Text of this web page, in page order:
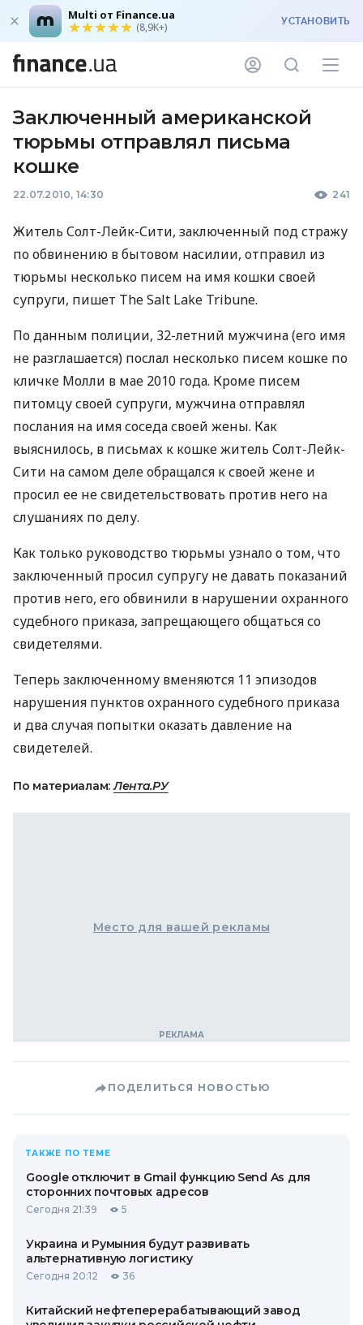
Multi от Finance.ua
(8,9K+) УСТАНОВИТЬ
Заключенный американской
тюрьмы отправлял письма
кошке
22.07.2010, 14:30 241
Житель Солт-Лейк-Сити, заключенный под стражу
по обвинению в бытовом насилии, отправил из
тюрьмы несколько писем на имя кошки своей
супруги, пишет The Salt Lake Tribune.
По данным полиции, 32-летний мужчина (его имя
не разглашается) послал несколько писем кошке по
кличке Молли в мае 2010 года. Кроме писем
питомцу своей супруги, мужчина отправлял
послания на имя соседа своей жены. Как
выяснилось, в письмах к кошке житель Солт-Лейк-
Сити на самом деле обращался к своей жене и
просил ее не свидетельствовать против него на
слушаниях по делу.
Как только руководство тюрьмы узнало о том, что
заключенный просил супругу не давать показаний
против него, его обвинили в нарушении охранного
судебного приказа, запрещающего общаться со
свидетелями.
Теперь заключенному вменяются 11 эпизодов
нарушения пунктов охранного судебного приказа
и два случая попытки оказать давление на
свидетелей.
По материалам:Лента.РУ
Место для вашей рекламы
ПОДЕЛИТЬСЯ НОВОСТЬЮ
ТАКЖЕ ПО ТЕМЕ
Google отключит в Gmail функцию Send As для
сторонних почтовых адресов
Сегодня 21:39 5
Украина и Румыния будут развивать
альтернативную логистику
Сегодня 20:12 36
Китайский нефтеперерабатывающий завод